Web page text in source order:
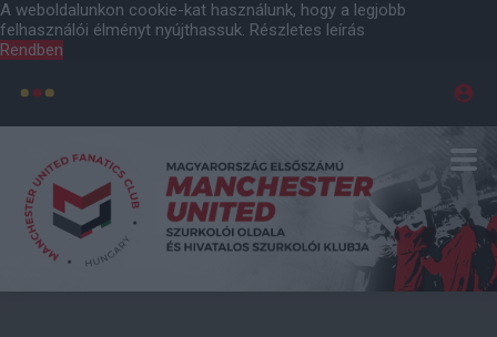
A weboldalunkon cookie-kat használunk, hogy a legjobb
felhasználói élményt nyújthassuk. Részletes leírás
Rendben